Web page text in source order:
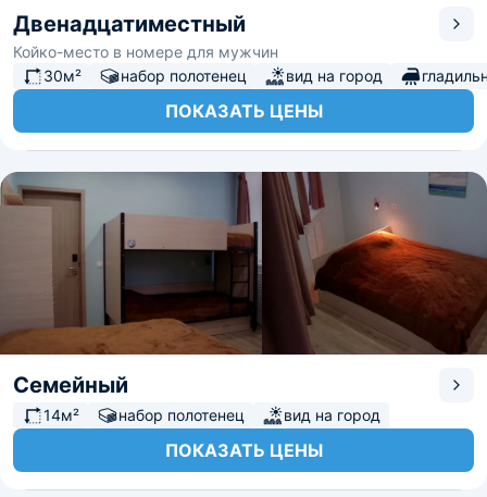
Двенадцатиместный
Койко-место в номере для мужчин
30м²
набор полотенец вид на город
ПОКАЗАТЬ ЦЕНЫ
Семейный
14м² набор полотенец вид на город
ПОКАЗАТЬ ЦЕНЫ